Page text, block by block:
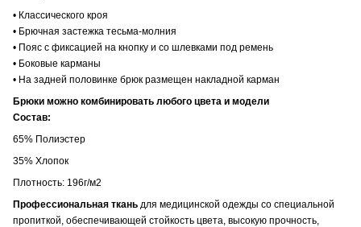
• Классического кроя
• Брючная застежка тесьма-молния
• Пояс с фиксацией на кнопку и со шлевками под ремень
• Боковые карманы
• На задней половинке брюк размещен накладной карман
Брюки можно комбинировать любого цвета и модели
Состав:
65% Полиэстер
35% Хлопок
Плотность: 196г/м2
Профессиональная ткань для медицинской одежды со специальной
пропиткой, обеспечивающей стойкость цвета, высокую прочность,